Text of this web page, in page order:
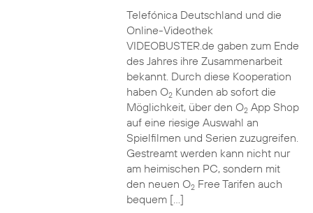
Telefónica Deutschland und die
Online-Videothek
VIDEOBUSTER.de gaben zum Ende
des Jahres ihre Zusammenarbeit
bekannt. Durch diese Kooperation
haben O2Kunden ab sofort die
Möglichkeit, über den O2App Shop
auf eine riesige Auswahl an
Spielfilmen und Serien zuzugreifen.
Gestreamt werden kann nicht nur
am heimischen PC, sondern mit
den neuen O2Free Tarifen auch
bequem […]